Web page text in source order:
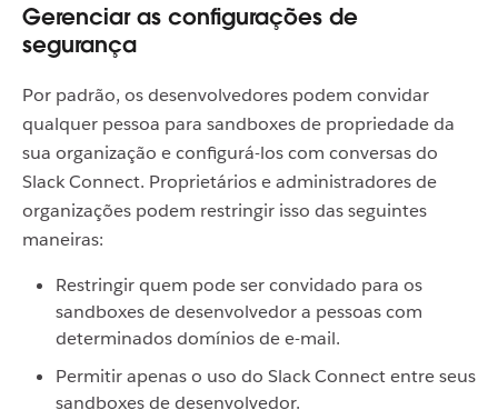
Gerenciar as configurações de
segurança
Por padrão, os desenvolvedores podem convidar
qualquer pessoa para sandboxes de propriedade da
sua organização e configurá-los com conversas do
Slack Connect. Proprietários e administradores de
organizações podem restringir isso das seguintes
maneiras:
Restringir quem pode ser convidado para os
sandboxes de desenvolvedor a pessoas com
determinados domínios de e-mail.
Permitir apenas o uso do Slack Connect entre seus
sandboxes de desenvolvedor.